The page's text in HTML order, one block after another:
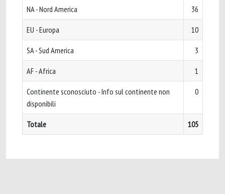
NA - Nord America 36
EU - Europa 10
SA - Sud America 3
AF - Africa 1
Continente sconosciuto - Info sul continente non
disponibili
0
Totale 105